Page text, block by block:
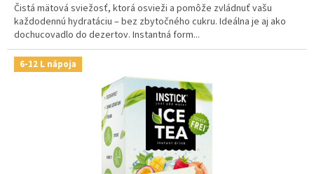
Čistá mätová sviežosť, ktorá osvieži a pomôže zvládnuť vašu
každodennú hydratáciu – bez zbytočného cukru. Ideálna je aj ako
dochucovadlo do dezertov. Instantná form...
6-12 L nápoja